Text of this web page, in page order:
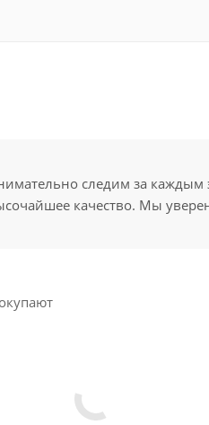
следим за каждым
качество. Мы